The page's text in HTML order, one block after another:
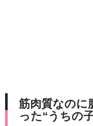
筋肉質なのに
った“うちの